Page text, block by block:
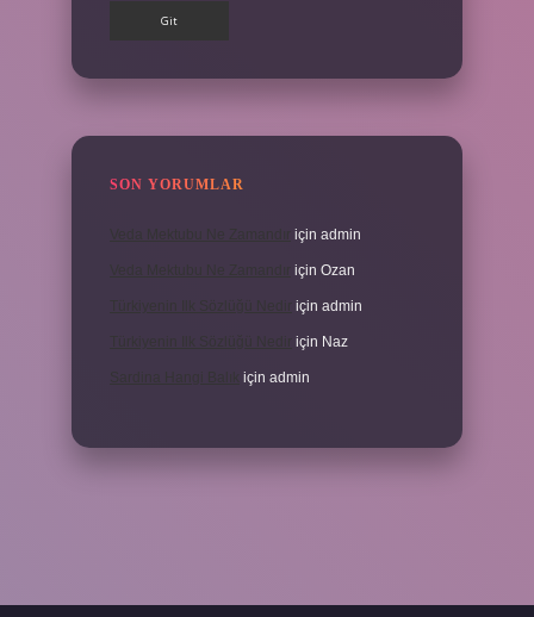
SON YORUMLAR
için admin
için Ozan
için admin
için Naz
için admin